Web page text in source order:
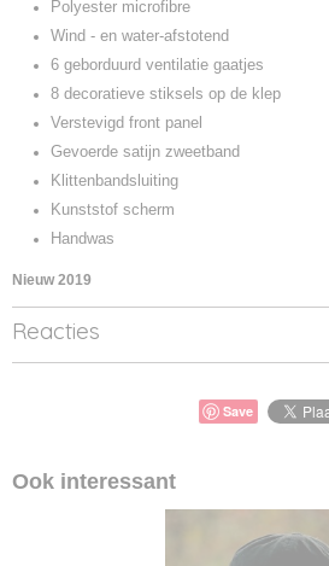
Polyester microfibre
Wind - en water-afstotend
6 geborduurd ventilatie gaatjes
8 decoratieve stiksels op de klep
Verstevigd front panel
Gevoerde satijn zweetband
Klittenbandsluiting
Kunststof scherm
Handwas
Nieuw 2019
Reacties
Save
Ook interessant